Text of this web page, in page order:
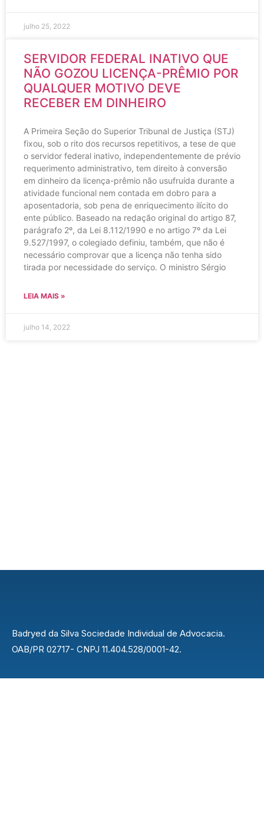
julho 25, 2022
SERVIDOR FEDERAL INATIVO QUE
NÃO GOZOU LICENÇA-PRÊMIO POR
QUALQUER MOTIVO DEVE
RECEBER EM DINHEIRO
A Primeira Seção do Superior Tribunal de Justiça (STJ)
fixou, sob o rito dos recursos repetitivos, a tese de que
o servidor federal inativo, independentemente de prévio
requerimento administrativo, tem direito à conversão
em dinheiro da licença-prêmio não usufruída durante a
atividade funcional nem contada em dobro para a
aposentadoria, sob pena de enriquecimento ilícito do
ente público. Baseado na redação original do artigo 87,
parágrafo 2º, da Lei 8.112/1990 e no artigo 7º da Lei
9.527/1997, o colegiado definiu, também, que não é
necessário comprovar que a licença não tenha sido
tirada por necessidade do serviço. O ministro Sérgio
LEIA MAIS »
julho 14, 2022
Badryed da Silva Sociedade Individual de Advocacia.
OAB/PR 02717- CNPJ 11.404.528/0001-42.